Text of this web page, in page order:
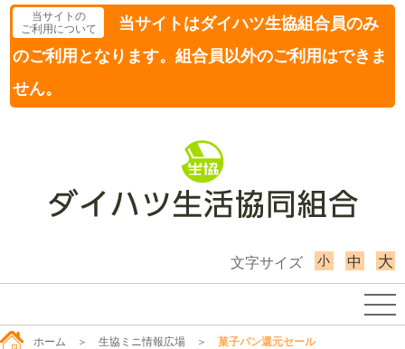
当サイトの
ご利用について
当サイトはダイハツ生協組合員のみ
のご利用となります。組合員以外のご利用はできま
せん。
文字サイズ 小 中 大
ホーム ＞ 生協ミニ情報広場 ＞ 菓子パン還元セール